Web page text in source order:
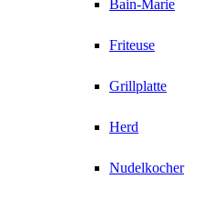
Bain-Marie
Friteuse
Grillplatte
Herd
Nudelkocher